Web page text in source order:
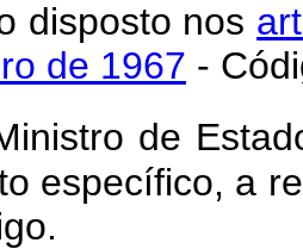
disposto nos
de 1967 -
de
específico, a